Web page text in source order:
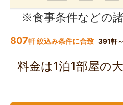
※食事条件などの
807軒 絞込み条件に合致 391軒
料金は1泊1部屋の